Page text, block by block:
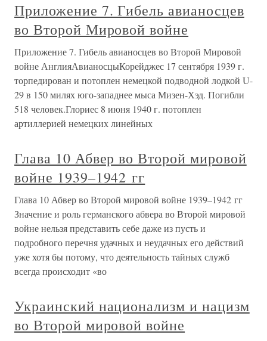
Приложение 7. Гибель авианосцев
во Второй Мировой войне
Приложение 7. Гибель авианосцев во Второй Мировой
войне АнглияАвианосцыКорейджес 17 сентября 1939 г.
торпедирован и потоплен немецкой подводной лодкой U-
29 в 150 милях юго-западнее мыса Мизен-Хэд. Погибли
518 человек.Глориес 8 июня 1940 г. потоплен
артиллерией немецких линейных
Глава 10 Абвер во Второй мировой
войне 1939–1942 гг
Глава 10 Абвер во Второй мировой войне 1939–1942 гг
Значение и роль германского абвера во Второй мировой
войне нельзя представить себе даже из пусть и
подробного перечня удачных и неудачных его действий
уже хотя бы потому, что деятельность тайных служб
всегда происходит «во
Украинский национализм и нацизм
во Второй мировой войне